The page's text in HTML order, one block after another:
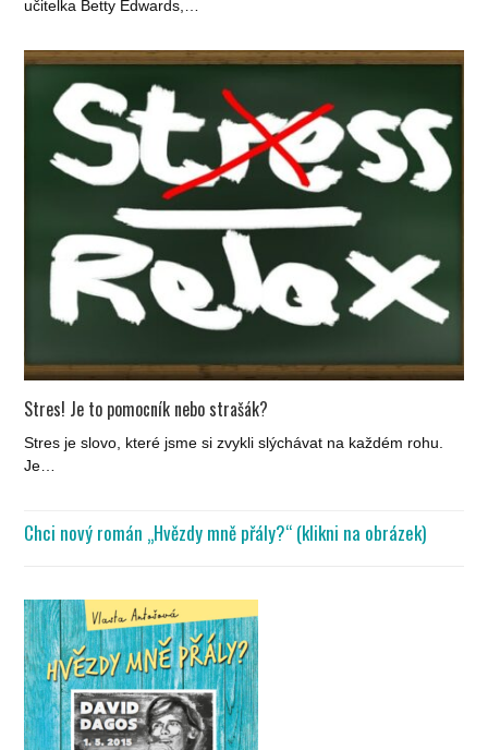
učitelka Betty Edwards,…
Stres! Je to pomocník nebo strašák?
Stres je slovo, které jsme si zvykli slýchávat na každém rohu.
Je…
Chci nový román „Hvězdy mně přály?“ (klikni na obrázek)